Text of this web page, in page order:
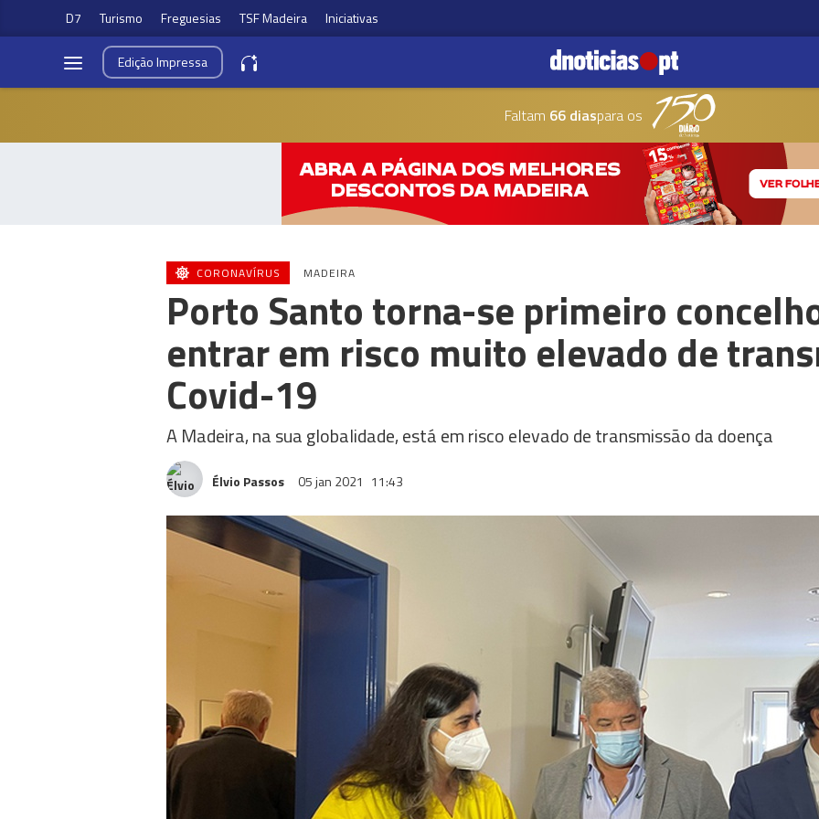
D7 Turismo Freguesias TSF Madeira Iniciativas
EdiçãoImpressa
Faltam 66 diaspara os
CORONAVÍRUS MADEIRA
Porto Santo torna-se primeiro
entrar em risco muito elevado de
Covid-19
A Madeira, na sua globalidade, está em risco elevado de transmissão da doença
Élvio Passos 05 jan 2021 11:43